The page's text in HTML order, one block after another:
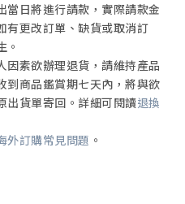
當日將進行請款，實際請款金
有更改訂單、缺貨或取消訂
。
因素欲辦理退貨，請維持產品
到商品鑑賞期七天內，將與欲
出貨單寄回。詳細可閱讀退換
外訂購常見問題 。